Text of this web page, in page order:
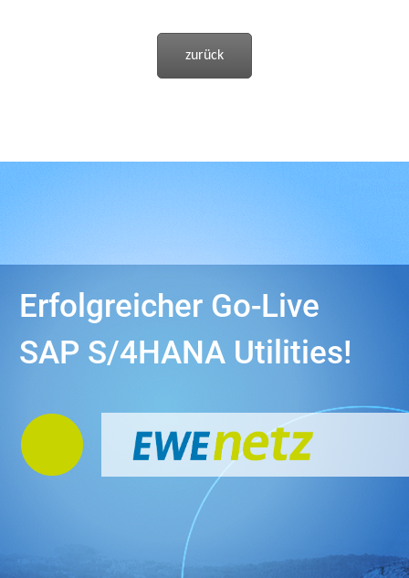
zurück
Erfolgreicher Go-Live
SAP S/4HANA Utilities!